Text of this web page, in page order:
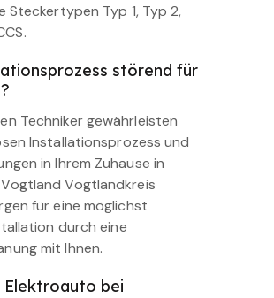
Steckertypen Typ 1, Typ 2,
störend für
Techniker gewährleisten
Installationsprozess und
in Ihrem Zuhause in
Vogtlandkreis
für eine möglichst
durch eine
mit Ihnen.
Elektroauto bei